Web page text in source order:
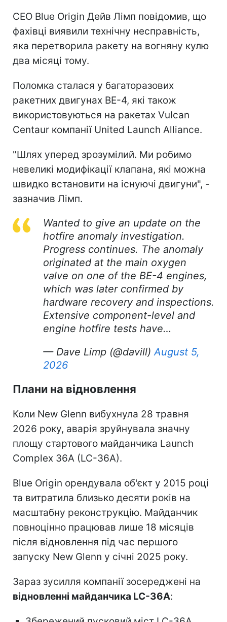
CEO Blue Origin Дейв Лімп повідомив, що
фахівці виявили технічну несправність,
яка перетворила ракету на вогняну кулю
два місяці тому.
Поломка сталася у багаторазових
ракетних двигунах BE-4, які також
використовуються на ракетах Vulcan
Centaur компанії United Launch Alliance.
"Шлях уперед зрозумілий. Ми робимо
невеликі модифікації клапана, які можна
швидко встановити на існуючі двигуни", -
зазначив Лімп.
Wanted to give an update on the
hotfire anomaly investigation.
Progress continues. The anomaly
originated at the main oxygen
valve on one of the BE-4 engines,
which was later confirmed by
hardware recovery and inspections.
Extensive component-level and
engine hotfire tests have…
— Dave Limp (@davill) August 5,
2026
Плани на відновлення
Коли New Glenn вибухнула 28 травня
2026 року, аварія зруйнувала значну
площу стартового майданчика Launch
Complex 36A (LC-36A).
Blue Origin орендувала об'єкт у 2015 році
та витратила близько десяти років на
масштабну реконструкцію. Майданчик
повноцінно працював лише 18 місяців
після відновлення під час першого
запуску New Glenn у січні 2025 року.
Зараз зусилля компанії зосереджені на
відновленні майданчика LC-36A: